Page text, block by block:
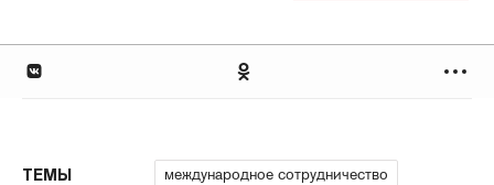
ТЕМЫ международное сотрудничество